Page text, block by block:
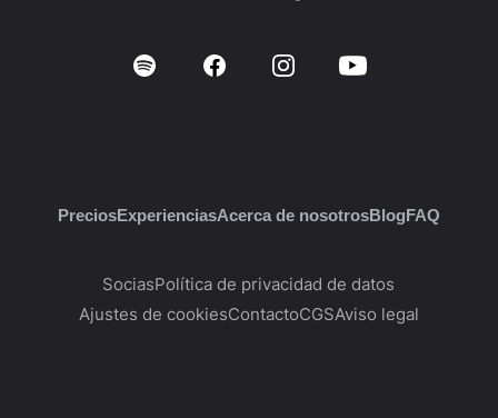
PreciosExperienciasAcerca de nosotrosBlogFAQ
SociasPolítica de privacidad de datos
Ajustes de cookiesContactoCGSAviso legal